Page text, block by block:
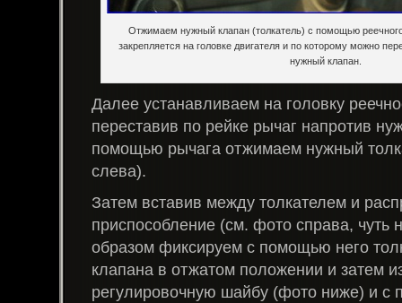
Отжимаем нужный клапан (толкатель) с помощью
закрепляется на головке двигателя и по которому можно
нужный клапан.
Далее устанавливаем на головку
переставив по рейке рычаг напротив
помощью рычага отжимаем нужный
слева).
Затем вставив между толкателем и
приспособление (см. фото справа, чуть
образом фиксируем с помощью него
клапана в отжатом положении и затем
регулировочную шайбу (фото ниже) и с